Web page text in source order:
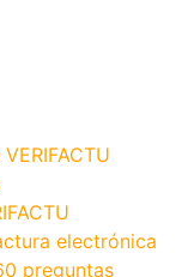
electrónica
preguntas